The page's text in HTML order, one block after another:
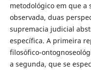
metodológico em que
observada, duas
supremacia judicial
específica. A primeira
filosófico-
a segunda, que se